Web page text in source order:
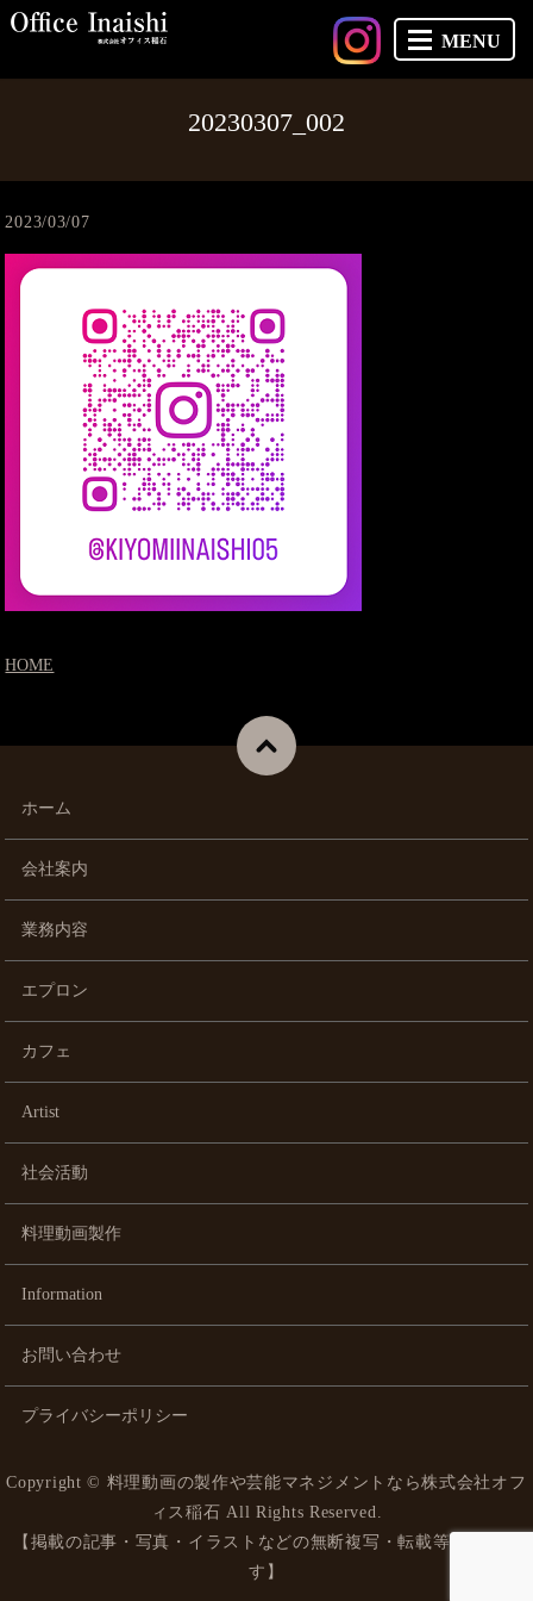
MENU
20230307_002
2023/03/07
HOME
ホーム
会社案内
業務内容
エプロン
カフェ
Artist
社会活動
料理動画製作
Information
お問い合わせ
プライバシーポリシー
Copyright © 料理動画の製作や芸能マネジメントなら株式会社オフ
ィス稲石 All Rights Reserved.
【掲載の記事・写真・イラストなどの無断複写・転載等を禁じま
す】